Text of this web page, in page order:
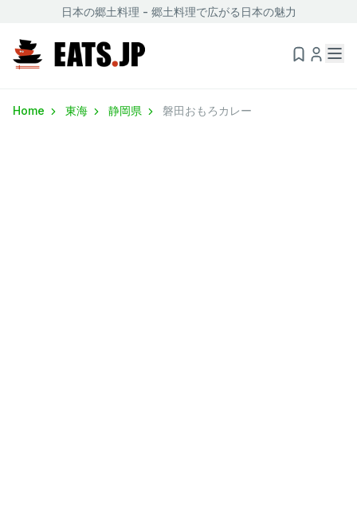
日本の郷土料理 - 郷土料理で広がる日本の魅力
Home 東海 静岡県 磐田おもろカレー